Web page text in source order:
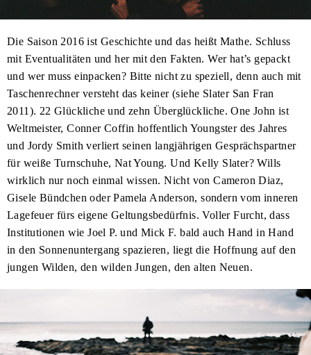
Die Saison 2016 ist Geschichte und das heißt Mathe. Schluss
mit Eventualitäten und her mit den Fakten. Wer hat’s gepackt
und wer muss einpacken? Bitte nicht zu speziell, denn auch mit
Taschenrechner versteht das keiner (siehe Slater San Fran
2011). 22 Glückliche und zehn Überglückliche. One John ist
Weltmeister, Conner Coffin hoffentlich Youngster des Jahres
und Jordy Smith verliert seinen langjährigen Gesprächspartner
für weiße Turnschuhe, Nat Young. Und Kelly Slater? Wills
wirklich nur noch einmal wissen. Nicht von Cameron Diaz,
Gisele Bündchen oder Pamela Anderson, sondern vom inneren
Lagefeuer fürs eigene Geltungsbedürfnis. Voller Furcht, dass
Institutionen wie Joel P. und Mick F. bald auch Hand in Hand
in den Sonnenuntergang spazieren, liegt die Hoffnung auf den
jungen Wilden, den wilden Jungen, den alten Neuen.